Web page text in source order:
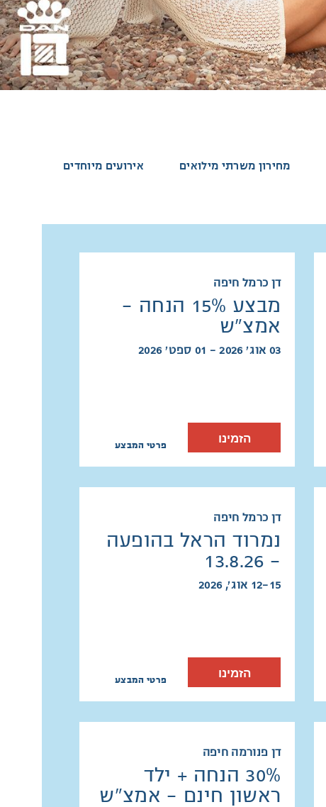
מחירון משרתי מילואים
אירועים מיוחדים
דן כרמל חיפה
מבצע 15% הנחה -
אמצ"ש
03 אוג׳ 2026 - 01 ספט׳ 2026
הזמינו פרטי המבצע
דן כרמל חיפה
נמרוד הראל בהופעה
- 13.8.26
12-15 אוג׳, 2026
הזמינו פרטי המבצע
דן פנורמה חיפה
30% הנחה + ילד
ראשון חינם - אמצ"ש